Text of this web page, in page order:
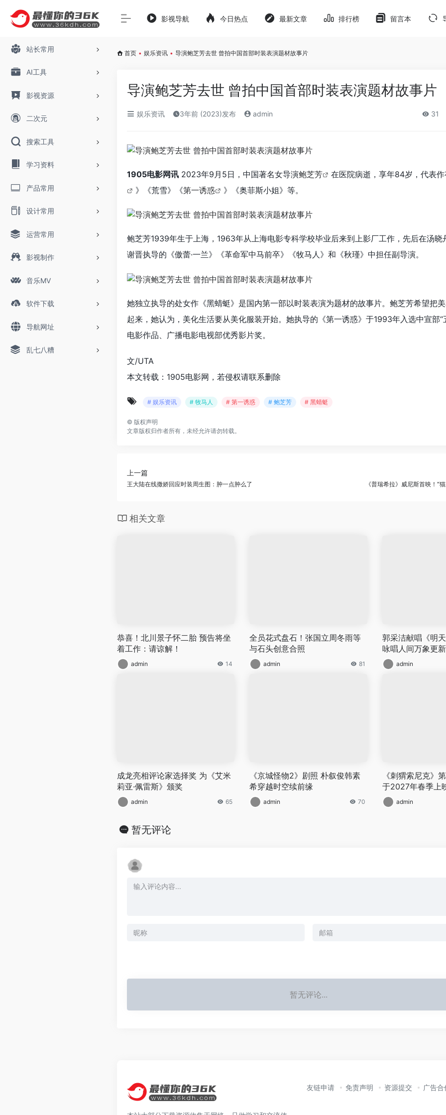
站长常用
AI工具
影视资源
二次元
搜索工具
学习资料
产品常用
设计常用
运营常用
影视制作
音乐MV
软件下载
导航网址
乱七八糟
影视导航 今日热点 最新文章 排行榜 留言本
首页 • 娱乐资讯 • 导演鲍芝芳去世 曾拍中国首部时装表演题材故事片
导演鲍芝芳去世 曾拍中国首部时装表演题材故事片
娱乐资讯 3年前 (2023)发布 admin 31
1905电影网讯 2023年9月5日，中国著名女导演鲍芝芳
在医院病逝，享年84岁，代表
》《荒雪》《第一诱惑 》《奥菲斯小姐》等。
鲍芝芳1939年生于上海，1963年从上海电影专科学校毕业后来到上影厂工作，先后在汤晓
谢晋执导的《傲蕾·一兰》《革命军中马前卒》《牧马人》和《秋瑾》中担任副导演。
她独立执导的处女作《黑蜻蜓》是国内第一部以时装表演为题材的故事片。鲍芝芳希望把
起来，她认为，美化生活要从美化服装开始。她执导的《第一诱惑》于1993年入选中宣部“
电影作品、广播电影电视部优秀影片奖。
文/UTA
本文转载：1905电影网，若侵权请联系删除
# 娱乐资讯 # 牧马人 # 第一诱惑 # 鲍芝芳 # 黑蜻蜓
© 版权声明
文章版权归作者所有，未经允许请勿转载。
上一篇
王大陆在线撒娇回应时装周生图：肿一点肿么了 《普瑞希拉》威尼斯首映！“
相关文章
恭喜！北川景子怀二胎 预告将坐
着工作：请谅解！
admin 14
全员花式盘石！张国立周冬雨等
与石头创意合照
admin 81
郭采洁献唱《明
咏唱人间万象更新
admin
成龙亮相评论家选择奖 为《艾米
莉亚·佩雷斯》颁奖
admin 65
《京城怪物2》剧照 朴叙俊韩素
希穿越时空续前缘
admin 70
《刺猬索尼克》
于2027年春季上
admin
暂无评论
暂无评论...
友链申请 免责声明 资源提交 广告合